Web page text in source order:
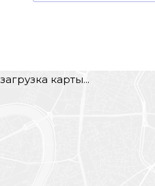
загрузка карты...